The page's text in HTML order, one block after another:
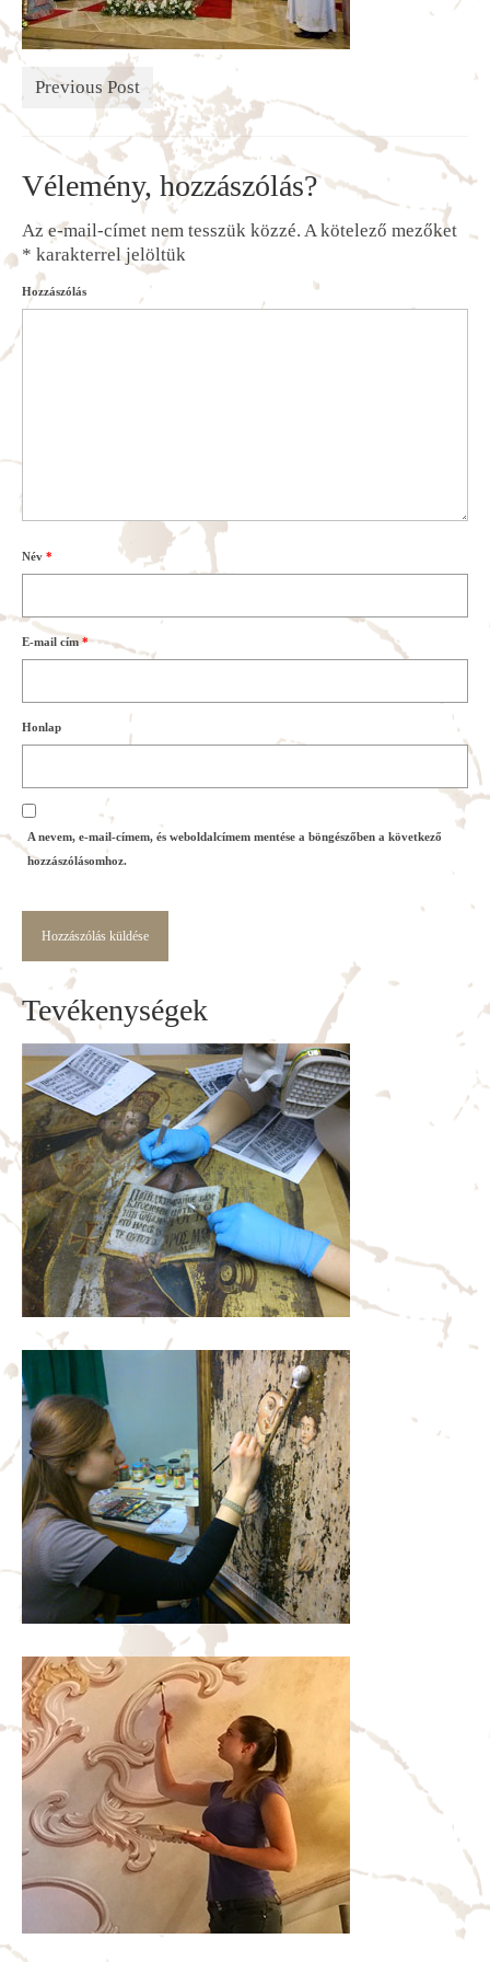
Previous Post
Vélemény, hozzászólás?
Az e-mail-címet nem tesszük közzé. A kötelező mezőket
* karakterrel jelöltük
Hozzászólás
Név *
E-mail cím *
Honlap
A nevem, e-mail-címem, és weboldalcímem mentése a böngészőben a következő
hozzászólásomhoz.
Tevékenységek